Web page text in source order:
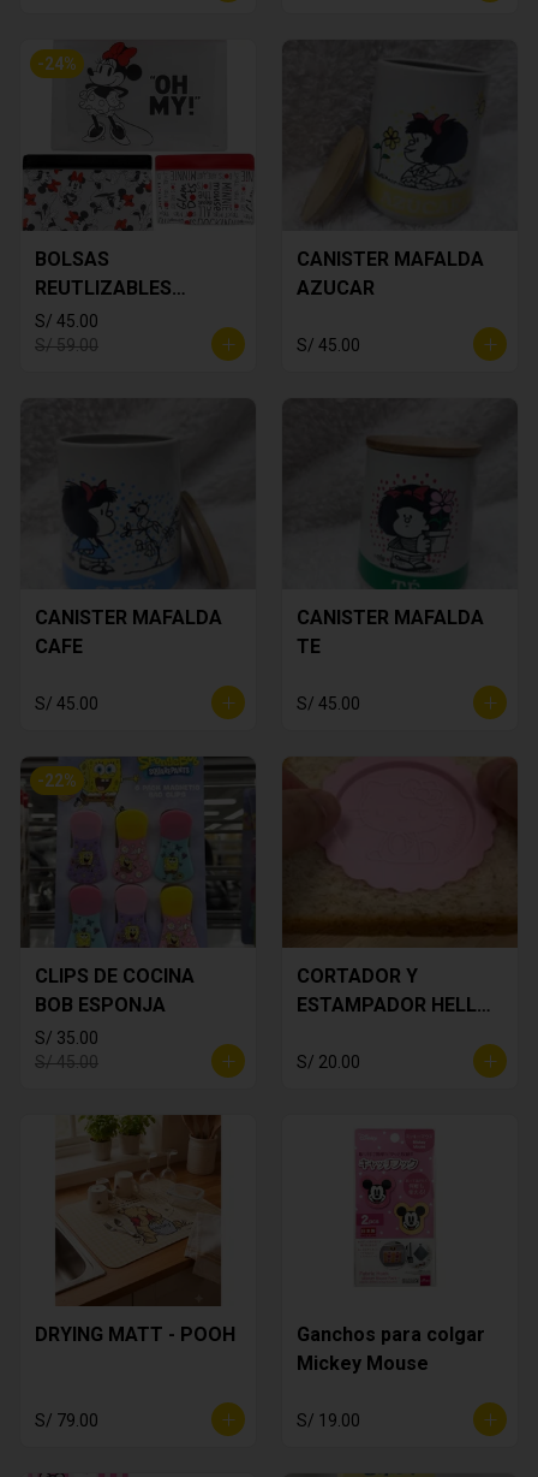
-24%
BOLSAS
REUTLIZABLES
MINNIE MOUSE
S/ 45.00
S/ 59.00
CANISTER MAFALDA
AZUCAR
S/ 45.00
CANISTER MAFALDA
CAFE
S/ 45.00
CANISTER MAFALDA
TE
S/ 45.00
-22%
CLIPS DE COCINA
BOB ESPONJA
S/ 35.00
S/ 45.00
CORTADOR Y
ESTAMPADOR HELLO
S/ 20.00
DRYING MATT - POOH
S/ 79.00
Ganchos para colgar
Mickey Mouse
S/ 19.00